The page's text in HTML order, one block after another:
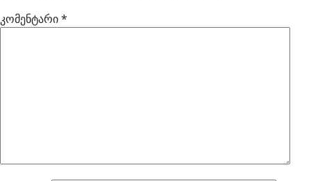
კომენტარი*